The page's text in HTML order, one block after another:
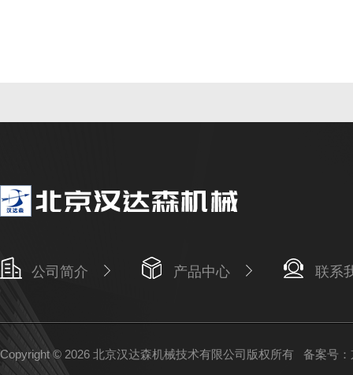
公司简介 产品中心 联系
Copyright © 2026 北京汉达森机械技术有限公司版权所有 备案号：